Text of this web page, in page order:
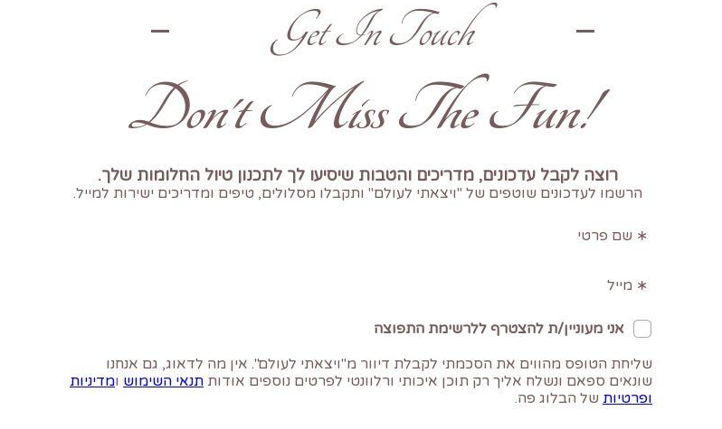
Get In Touch
!Don't Miss The Fun